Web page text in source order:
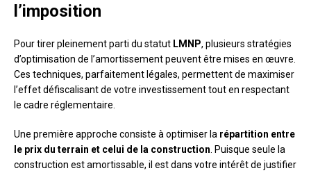
l’imposition
Pour tirer pleinement parti du statut LMNP, plusieurs stratégies
d’optimisation de l’amortissement peuvent être mises en œuvre.
Ces techniques, parfaitement légales, permettent de maximiser
l’effet défiscalisant de votre investissement tout en respectant
le cadre réglementaire.
Une première approche consiste à optimiser la répartition entre
le prix du terrain et celui de la construction . Puisque seule la
construction est amortissable, il est dans votre intérêt de justifier